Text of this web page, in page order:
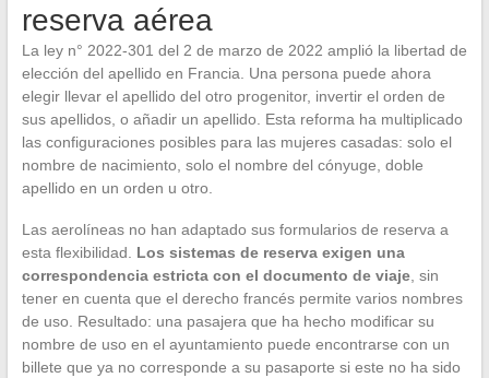
reserva aérea
La ley n° 2022-301 del 2 de marzo de 2022 amplió la libertad de
elección del apellido en Francia. Una persona puede ahora
elegir llevar el apellido del otro progenitor, invertir el orden de
sus apellidos, o añadir un apellido. Esta reforma ha multiplicado
las configuraciones posibles para las mujeres casadas: solo el
nombre de nacimiento, solo el nombre del cónyuge, doble
apellido en un orden u otro.
Las aerolíneas no han adaptado sus formularios de reserva a
esta flexibilidad. Los sistemas de reserva exigen una
correspondencia estricta con el documento de viaje, sin
tener en cuenta que el derecho francés permite varios nombres
de uso. Resultado: una pasajera que ha hecho modificar su
nombre de uso en el ayuntamiento puede encontrarse con un
billete que ya no corresponde a su pasaporte si este no ha sido